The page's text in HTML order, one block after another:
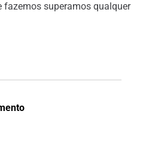
superamos qualquer